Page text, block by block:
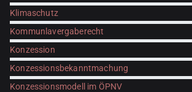
Klimaschutz
Kommunlavergaberecht
Konzession
Konzessionsbekanntmachung
Konzessionsmodell im ÖPNV